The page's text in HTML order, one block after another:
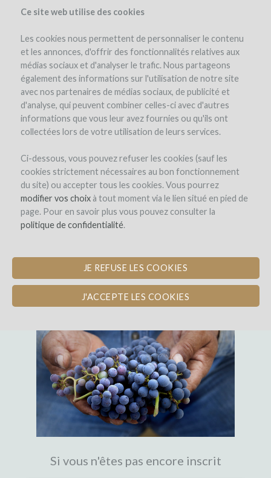
Ce site web utilise des cookies
Les cookies nous permettent de personnaliser le contenu
et les annonces, d'offrir des fonctionnalités relatives aux
médias sociaux et d'analyser le trafic. Nous partageons
également des informations sur l'utilisation de notre site
avec nos partenaires de médias sociaux, de publicité et
d'analyse, qui peuvent combiner celles-ci avec d'autres
informations que vous leur avez fournies ou qu'ils ont
collectées lors de votre utilisation de leurs services.
Ci-dessous, vous pouvez refuser les cookies (sauf les
cookies strictement nécessaires au bon fonctionnement
du site) ou accepter tous les cookies. Vous pourrez
modifier vos choixà tout moment via le lien situé en pied de
page. Pour en savoir plus vous pouvez consulter la
politique de confidentialité.
JE REFUSE LES COOKIES
J'ACCEPTE LES COOKIES
INSCRIPTION
Bienvenue sur
LA PREMIÈRE PLATEFORME DE
CROWDFUNDING EXPERTE DU VIN
Si vous n'êtes pas encore inscrit